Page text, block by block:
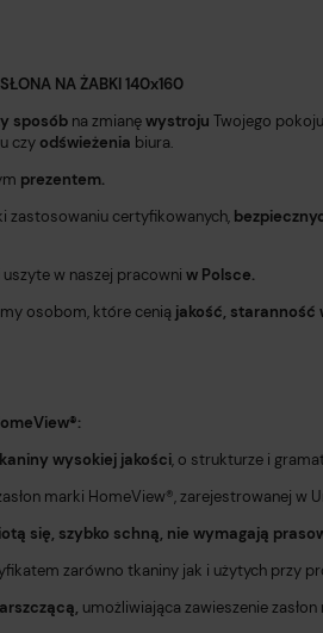
NA ŻABKI 140x160
sposób na zmianęwystroju Twojego
czy odświeżenia biura.
prezentem.
zastosowaniu certyfikowanych,
w naszej pracowni w Polsce.
osobom, które cenią jakość, staranność
wysokiej jakości, o strukturze i
marki HomeView®️, zarejestrowanej w
się, szybko schną, nie wymagają
zarówno tkaniny jak i użytych przy
umożliwiająca zawieszenie zasłon